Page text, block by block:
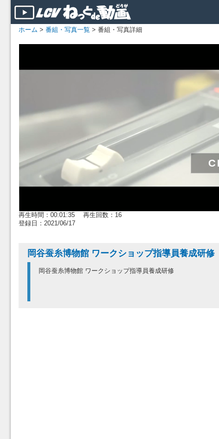
ホーム > 番組・写真一覧 > 番組・写真詳細
再生時間：00:01:35 再生回数：16
登録日：2021/06/17
岡谷蚕糸博物館 ワークショップ指導員養成研修
岡谷蚕糸博物館 ワークショップ指導員養成研修